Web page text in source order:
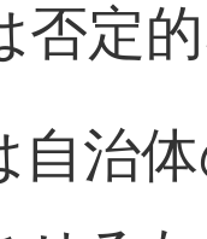
否定
自治